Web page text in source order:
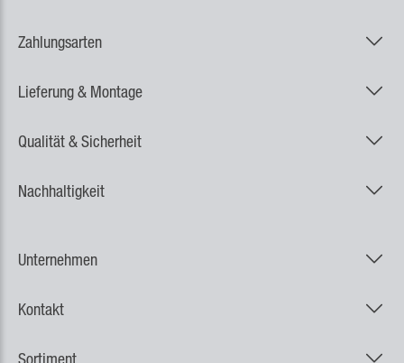
Zahlungsarten
Lieferung & Montage
Qualität & Sicherheit
Nachhaltigkeit
Unternehmen
Kontakt
Sortiment